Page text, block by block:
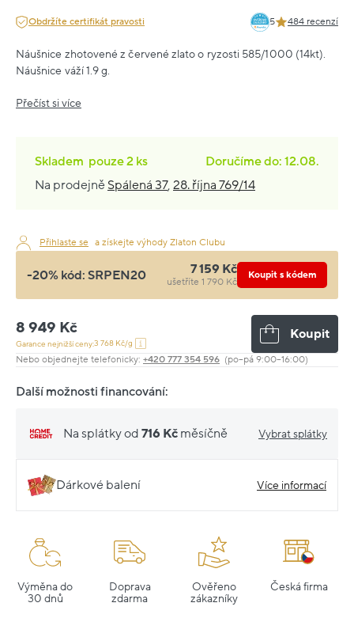
Obdržíte certifikát pravosti 5 484 recenzí
Náušnice zhotovené z červené zlato o ryzosti 585/1000 (14kt).
Náušnice váží 1.9 g.
Přečíst si více
Skladem pouze2 ks
Doručíme do: 12.08.
Na prodejně Spálená 37, 28. října 769/14
Přihlaste se a získejte výhody Zlaton Clubu
-20% kód: SRPEN20 7 159 Kč
ušetříte 1 790 Kč
Koupit s kódem
8 949 Kč
Garance nejnižší ceny:3 768 Kč/g
Koupit
Nebo objednejte telefonicky: +420 777 354 596 (po–pá 9:00–16:00)
Další možnosti financování:
Na splátky od 716 Kč měsíčně Vybrat splátky
Dárkové balení Více informací
Výměna do
30 dnů
Doprava
zdarma
Ověřeno
zákazníky
Česká firma